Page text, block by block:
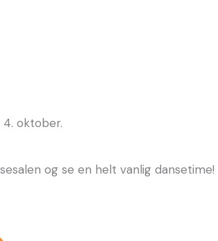
oktober.
og se en helt vanlig dansetime!